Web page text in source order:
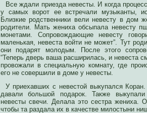
Все ждали приезда невесты. И когда
у самых ворот ее встречали музыканты,
Близкие родственники вели невесту в дом
родители. Мать жениха обсыпала невесту
монетами. Сопровождающие невесту
маленькая, невеста войти не может”. Тут
они подарят молодым. После этого
“Теперь дверь ваша расширилась, и невеста
провожали в специальную комнату, где
его не совершили в доме у невесты.
У приехавших с невестой выкупался
давали большой подарок. Также
невесты свечи. Делала это сестра жениха.
чтобы та раздала их в качестве милостыни